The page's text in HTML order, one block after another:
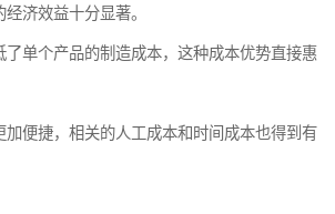
济效益十分显著。
单个产品的制造成本，这种成本优势直接惠
加便捷，相关的人工成本和时间成本也得到有